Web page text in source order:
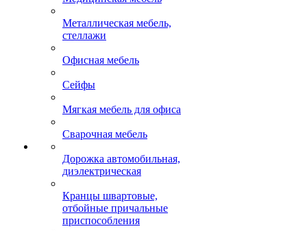
Металлическая мебель,
стеллажи
Офисная мебель
Сейфы
Мягкая мебель для офиса
Сварочная мебель
Дорожка автомобильная,
диэлектрическая
Кранцы швартовые,
отбойные причальные
приспособления